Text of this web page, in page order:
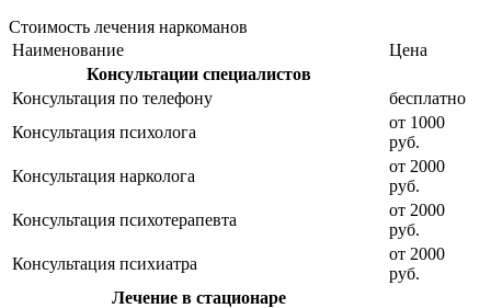
Стоимость лечения наркоманов
Наименование
Цена
Консультации специалистов
Консультация по телефону
бесплатно
Консультация психолога
от 1000
руб.
Консультация нарколога
от 2000
руб.
Консультация психотерапевта
от 2000
руб.
Консультация психиатра
от 2000
руб.
Лечение в стационаре